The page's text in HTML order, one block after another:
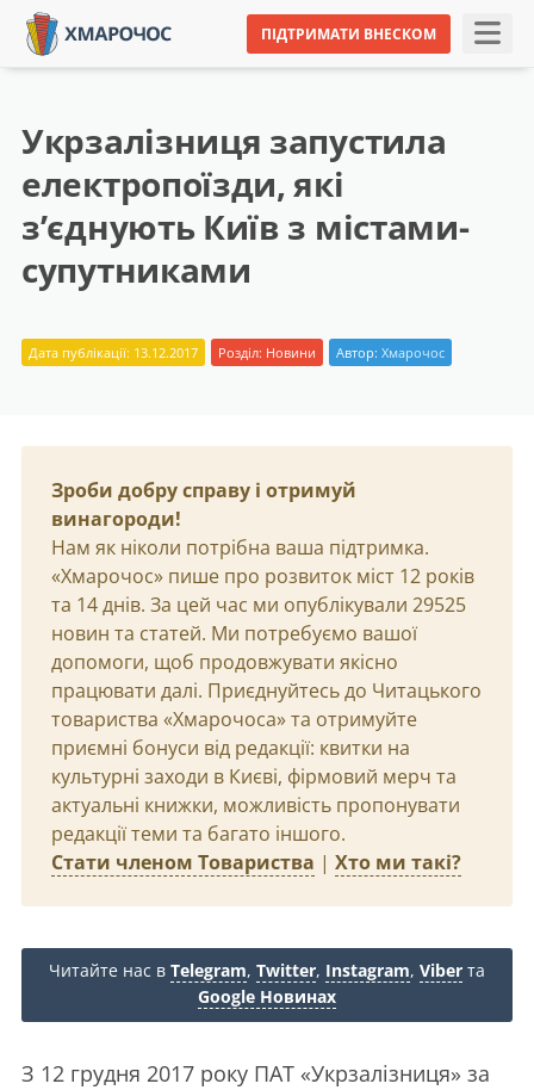
ПІДТРИМАТИ ВНЕСКОМ
Укрзалізниця запустила
електропоїзди, які
з’єднують Київ з містами-
супутниками
Дата публікації: 13.12.2017 Розділ: Новини Автор: Хмарочос
Зроби добру справу і отримуй
винагороди!
Нам як ніколи потрібна ваша підтримка.
«Хмарочос» пише про розвиток міст 12 років
та 14 днів. За цей час ми опублікували 29525
новин та статей. Ми потребуємо вашої
допомоги, щоб продовжувати якісно
працювати далі. Приєднуйтесь до Читацького
товариства «Хмарочоса» та отримуйте
приємні бонуси від редакції: квитки на
культурні заходи в Києві, фірмовий мерч та
актуальні книжки, можливість пропонувати
редакції теми та багато іншого.
Стати членом Товариства | Хто ми такі?
Читайте нас в Telegram, Twitter, Instagram, Viber та
Google Новинах
З 12 грудня 2017 року ПАТ «Укрзалізниця» за